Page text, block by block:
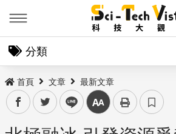
分類
首頁 文章 最新文章
facebooktwitter line 中